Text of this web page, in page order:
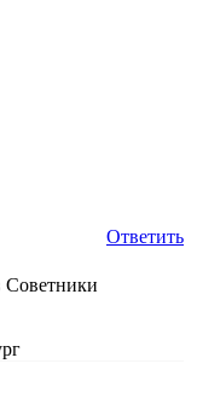
Ответить
Советники